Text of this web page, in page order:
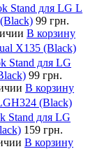
Stand для LG L
99 грн.
В корзину
X135 (Black)
Stand для LG
99 грн.
В корзину
(Black)
Stand для LG
159 грн.
В корзину